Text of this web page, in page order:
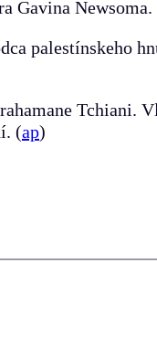
Gavina Newsoma.
palestínskeho
Tchiani.
(ap)